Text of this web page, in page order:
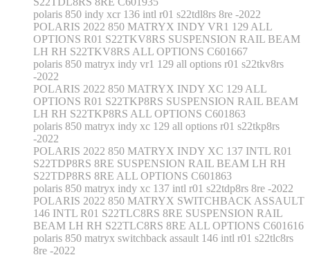
polaris 850 indy xcr 136 intl r01 s22tdl8rs 8re -2022
POLARIS 2022 850 MATRYX INDY VR1 129 ALL
OPTIONS R01 S22TKV8RS SUSPENSION RAIL BEAM
LH RH S22TKV8RS ALL OPTIONS C601667
polaris 850 matryx indy vr1 129 all options r01 s22tkv8rs
-2022
POLARIS 2022 850 MATRYX INDY XC 129 ALL
OPTIONS R01 S22TKP8RS SUSPENSION RAIL BEAM
LH RH S22TKP8RS ALL OPTIONS C601863
polaris 850 matryx indy xc 129 all options r01 s22tkp8rs
-2022
POLARIS 2022 850 MATRYX INDY XC 137 INTL R01
S22TDP8RS 8RE SUSPENSION RAIL BEAM LH RH
S22TDP8RS 8RE ALL OPTIONS C601863
polaris 850 matryx indy xc 137 intl r01 s22tdp8rs 8re -2022
POLARIS 2022 850 MATRYX SWITCHBACK ASSAULT
146 INTL R01 S22TLC8RS 8RE SUSPENSION RAIL
BEAM LH RH S22TLC8RS 8RE ALL OPTIONS C601616
polaris 850 matryx switchback assault 146 intl r01 s22tlc8rs
8re -2022